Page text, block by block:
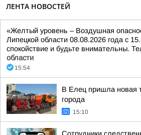
ЛЕНТА НОВОСТЕЙ
«Желтый уровень – Воздушная
Липецкой области 08.08.2026 года с
спокойствие и будьте внимательны.
области
15:54
В Елец пришла новая
города
15:10